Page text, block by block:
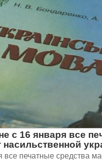
с 16 января все
насильственной
все печатные средства